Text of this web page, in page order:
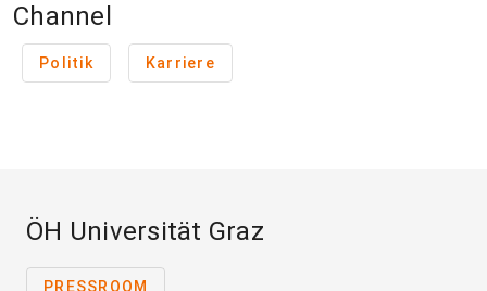
Channel
Politik Karriere
ÖH Universität Graz
PRESSROOM